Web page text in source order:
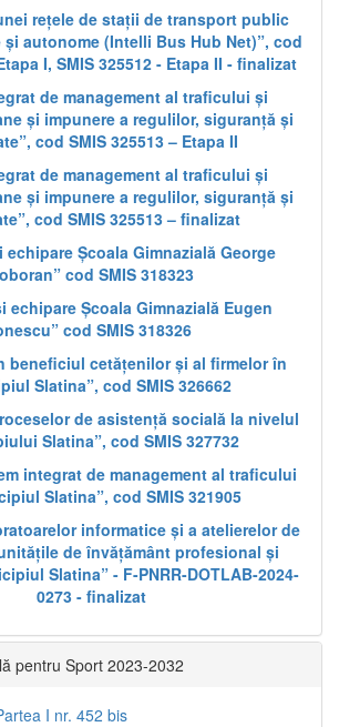
rețele de stații de transport public
autonome (Intelli Bus Hub Net)”, cod
I, SMIS 325512 - Etapa II - finalizat
de management al traficului și
și impunere a regulilor, siguranță și
cod SMIS 325513 – Etapa II
de management al traficului și
și impunere a regulilor, siguranță și
cod SMIS 325513 – finalizat
echipare Școala Gimnazială George
cod SMIS 318323
echipare Școala Gimnazială Eugen
cod SMIS 318326
beneficiul cetățenilor și al firmelor în
Slatina”, cod SMIS 326662
de asistență socială la nivelul
Slatina”, cod SMIS 327732
integrat de management al traficului
Slatina”, cod SMIS 321905
informatice și a atelierelor de
de învățământ profesional și
Slatina” - F-PNRR-DOTLAB-2024-
0273 - finalizat
pentru Sport 2023-2032
I nr. 452 bis